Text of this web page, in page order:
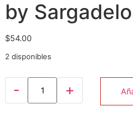
by
$54.00
2 disponibles